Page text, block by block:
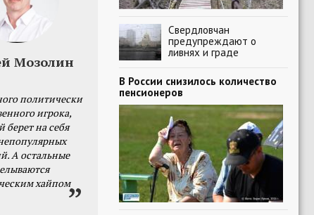
Мозолин
политически
игрока,
берет на себя
А остальные
хайпом
Свердловчан
предупреждают о
ливнях и граде
В России снизилось количество
пенсионеров